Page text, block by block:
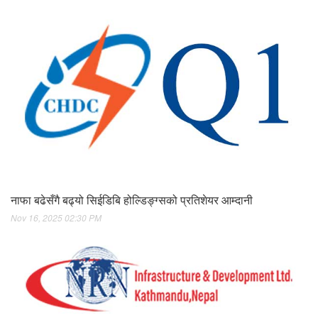
नाफा बढेसँगै बढ्यो सिईडिबि होल्डिङ्ग्सको प्रतिशेयर आम्दानी
Nov 16, 2025 02:30 PM